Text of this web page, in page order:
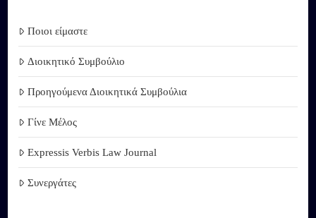
Ποιοι είμαστε
Διοικητικό Συμβούλιο
Προηγούμενα Διοικητικά Συμβούλια
Γίνε Μέλος
Expressis Verbis Law Journal
Συνεργάτες